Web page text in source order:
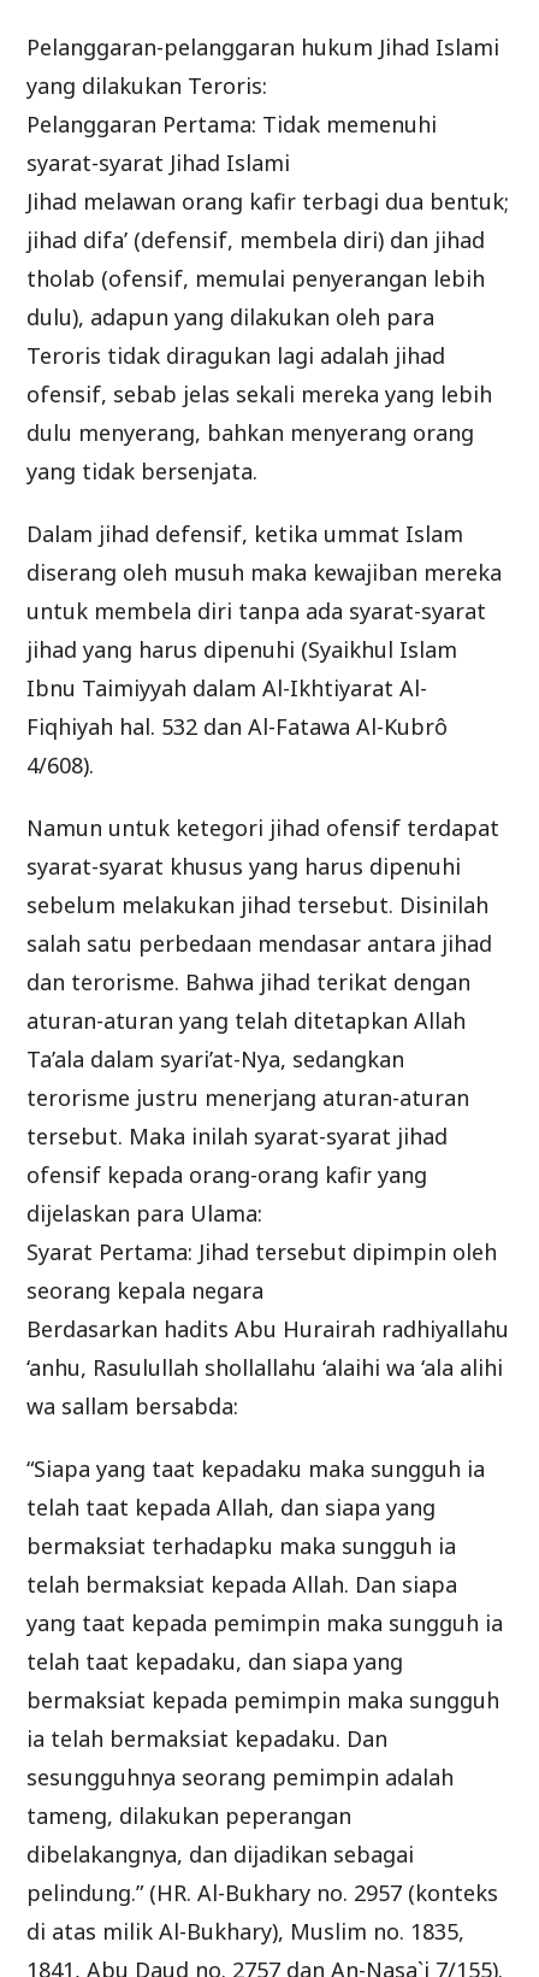
Pelanggaran-pelanggaran hukum Jihad Islami
yang dilakukan Teroris:
Pelanggaran Pertama: Tidak memenuhi
syarat-syarat Jihad Islami
Jihad melawan orang kafir terbagi dua bentuk;
jihad difa’ (defensif, membela diri) dan jihad
tholab (ofensif, memulai penyerangan lebih
dulu), adapun yang dilakukan oleh para
Teroris tidak diragukan lagi adalah jihad
ofensif, sebab jelas sekali mereka yang lebih
dulu menyerang, bahkan menyerang orang
yang tidak bersenjata.
Dalam jihad defensif, ketika ummat Islam
diserang oleh musuh maka kewajiban mereka
untuk membela diri tanpa ada syarat-syarat
jihad yang harus dipenuhi (Syaikhul Islam
Ibnu Taimiyyah dalam Al-Ikhtiyarat Al-
Fiqhiyah hal. 532 dan Al-Fatawa Al-Kubrô
4/608).
Namun untuk ketegori jihad ofensif terdapat
syarat-syarat khusus yang harus dipenuhi
sebelum melakukan jihad tersebut. Disinilah
salah satu perbedaan mendasar antara jihad
dan terorisme. Bahwa jihad terikat dengan
aturan-aturan yang telah ditetapkan Allah
Ta’ala dalam syari’at-Nya, sedangkan
terorisme justru menerjang aturan-aturan
tersebut. Maka inilah syarat-syarat jihad
ofensif kepada orang-orang kafir yang
dijelaskan para Ulama:
Syarat Pertama: Jihad tersebut dipimpin oleh
seorang kepala negara
Berdasarkan hadits Abu Hurairah radhiyallahu
‘anhu, Rasulullah shollallahu ‘alaihi wa ‘ala alihi
wa sallam bersabda:
“Siapa yang taat kepadaku maka sungguh ia
telah taat kepada Allah, dan siapa yang
bermaksiat terhadapku maka sungguh ia
telah bermaksiat kepada Allah. Dan siapa
yang taat kepada pemimpin maka sungguh ia
telah taat kepadaku, dan siapa yang
bermaksiat kepada pemimpin maka sungguh
ia telah bermaksiat kepadaku. Dan
sesungguhnya seorang pemimpin adalah
tameng, dilakukan peperangan
dibelakangnya, dan dijadikan sebagai
pelindung.” (HR. Al-Bukhary no. 2957 (konteks
di atas milik Al-Bukhary), Muslim no. 1835,
1841, Abu Daud no. 2757 dan An-Nasa`i 7/155).